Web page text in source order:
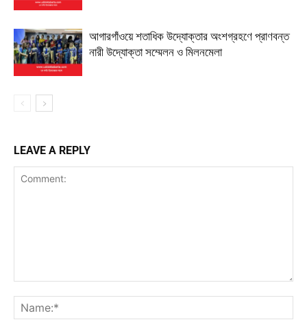
আগারগাঁওয়ে শতাধিক উদ্যোক্তার অংশগ্রহণে প্রাণবন্ত
নারী উদ্যোক্তা সম্মেলন ও মিলনমেলা
LEAVE A REPLY